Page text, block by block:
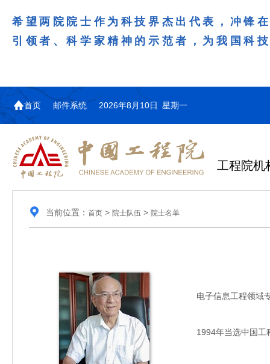
希望两院院士作为科技界杰出代表，冲锋
引领者、科学家精神的示范者，为我国科
首页 邮件系统 2026年8月10日 星期一
工程院机
当前位置： 首页> 院士队伍 > 院士名单
电子信息工程领域专
1994年当选中国工